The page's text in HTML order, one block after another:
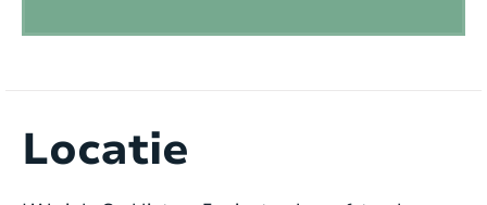
Jeu de boule:
gelegen in het pittoreske Lorgues. Deze gezellige
woning bevindt zich in een klein woonwijkje op
Locatie